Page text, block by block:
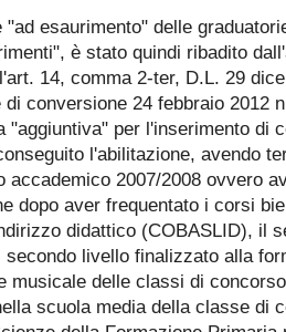
"ad esaurimento" delle
è stato quindi ribadito
14, comma 2-ter, D.L. 29
di conversione 24 febbraio 2012
"aggiuntiva" per l'inserimento di
l'abilitazione, avendo
accademico 2007/2008 ovvero
dopo aver frequentato i corsi
didattico (COBASLID), il
secondo livello finalizzato alla
musicale delle classi di
scuola media della classe di